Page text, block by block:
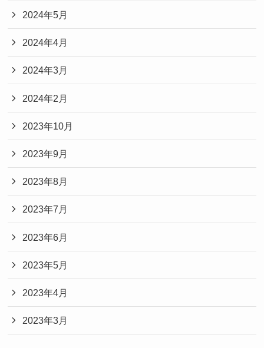
2024年5月
2024年4月
2024年3月
2024年2月
2023年10月
2023年9月
2023年8月
2023年7月
2023年6月
2023年5月
2023年4月
2023年3月